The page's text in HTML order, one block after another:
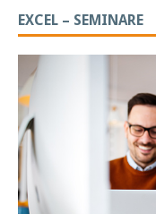
EXCEL – SEMINARE